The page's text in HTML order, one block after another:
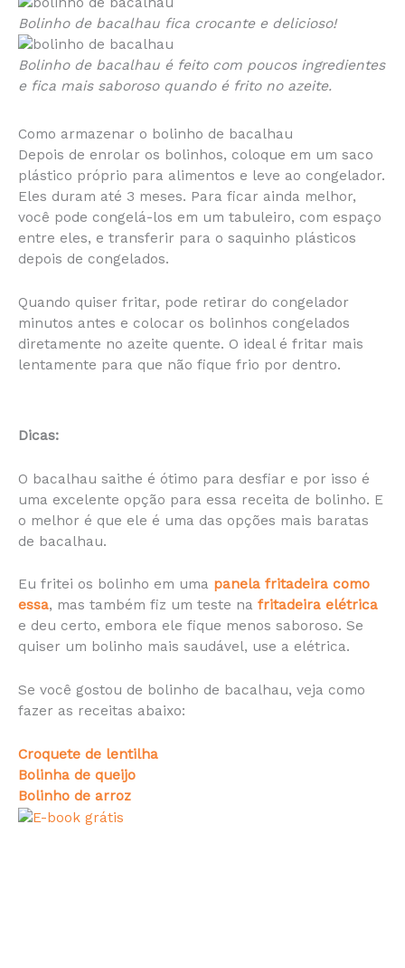
Bolinho de bacalhau fica crocante e delicioso!
Bolinho de bacalhau é feito com poucos ingredientes
e fica mais saboroso quando é frito no azeite.
Como armazenar o bolinho de bacalhau
Depois de enrolar os bolinhos, coloque em um saco
plástico próprio para alimentos e leve ao congelador.
Eles duram até 3 meses. Para ficar ainda melhor,
você pode congelá-los em um tabuleiro, com espaço
entre eles, e transferir para o saquinho plásticos
depois de congelados.
Quando quiser fritar, pode retirar do congelador
minutos antes e colocar os bolinhos congelados
diretamente no azeite quente. O ideal é fritar mais
lentamente para que não fique frio por dentro.
Dicas:
O bacalhau saithe é ótimo para desfiar e por isso é
uma excelente opção para essa receita de bolinho. E
o melhor é que ele é uma das opções mais baratas
de bacalhau.
Eu fritei os bolinho em uma panela fritadeira como
essa, mas também fiz um teste na fritadeira elétrica
e deu certo, embora ele fique menos saboroso. Se
quiser um bolinho mais saudável, use a elétrica.
Se você gostou de bolinho de bacalhau, veja como
fazer as receitas abaixo:
Croquete de lentilha
Bolinha de queijo
Bolinho de arroz